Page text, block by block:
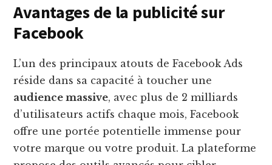
Avantages de la publicité sur
Facebook
L’un des principaux atouts de Facebook Ads
réside dans sa capacité à toucher une
audience massive, avec plus de 2 milliards
d’utilisateurs actifs chaque mois, Facebook
offre une portée potentielle immense pour
votre marque ou votre produit. La plateforme